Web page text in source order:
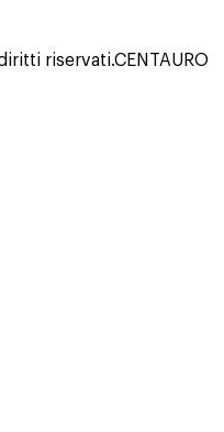
riservati.CENTAURO